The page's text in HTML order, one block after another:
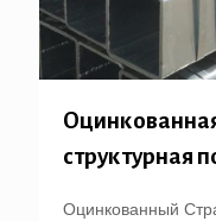
структурная
Оцинкованный